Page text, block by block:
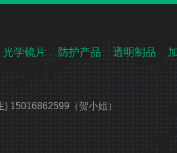
光学镜片 防护产品 透明制品
15016862599（贺小姐）